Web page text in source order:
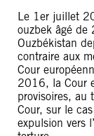
Le 1er juillet
ouzbek âgé de
Ouzbékistan
contraire aux
Cour
2016, la Cour
provisoires, au
Cour, sur le
expulsion vers